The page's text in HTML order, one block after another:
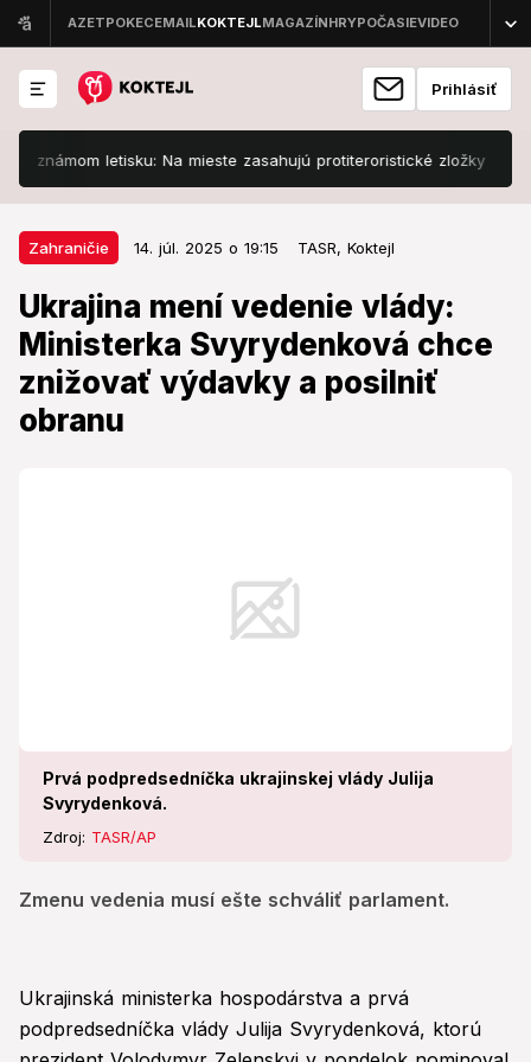
Prihlásiť
letisku: Na mieste zasahujú protiteroristické zložky
Zahraničie 14. júl. 2025 o 19:15 TASR, Koktejl
Ukrajina mení vedenie vlády:
Ministerka Svyrydenková chce
znižovať výdavky a posilniť
obranu
Prvá podpredsedníčka ukrajinskej vlády Julija
Svyrydenková.
Zdroj: TASR/AP
Zmenu vedenia musí ešte schváliť parlament.
Zahraničie 14. júl. 2025 o 19:15
Ukrajina mení vedenie vlády:
Ministerka Svyrydenková chce
znižovať výdavky a posilniť
obranu
Ukrajinská ministerka hospodárstva a prvá
podpredsedníčka vlády Julija Svyrydenková, ktorú